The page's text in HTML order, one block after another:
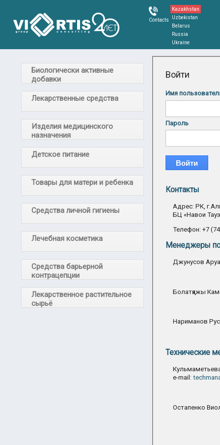
Contacts
Kazakhstan
Uzbekistan
Belarus
Russia
Ukraine
Биологически активные
добавки
Лекарственные средства
Изделия медицинского
назначения
Детское питание
Товары для матери и ребенка
Средства личной гигиены
Лечебная косметика
Средства барьерной
контрацепции
Лекарственное растительное
сырьё
Войти
Имя
Пароль
Контакты
Адрес: РК,
БЦ «Навои
Телефон: +7
Менеджеры по
Джунусов
Болатқажы
Нариманов
Технические
e-mail:
Остапенко